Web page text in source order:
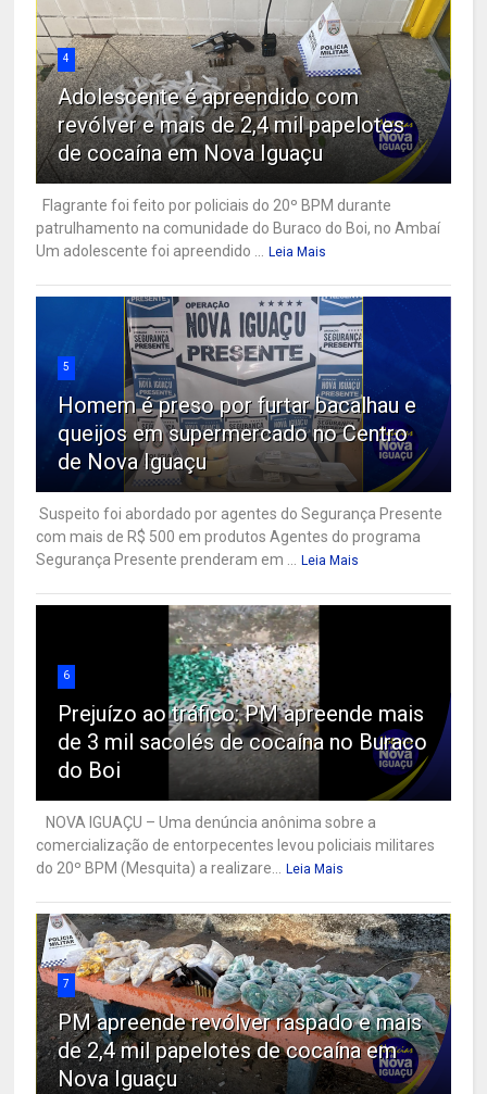
4
Adolescente é apreendido com
revólver e mais de 2,4 mil papelotes
de cocaína em Nova Iguaçu
Flagrante foi feito por policiais do 20º BPM durante
patrulhamento na comunidade do Buraco do Boi, no Ambaí
Um adolescente foi apreendido ... Leia Mais
5
Homem é preso por furtar bacalhau e
queijos em supermercado no Centro
de Nova Iguaçu
Suspeito foi abordado por agentes do Segurança Presente
com mais de R$ 500 em produtos Agentes do programa
Segurança Presente prenderam em ... Leia Mais
6
Prejuízo ao tráfico: PM apreende mais
de 3 mil sacolés de cocaína no Buraco
do Boi
NOVA IGUAÇU – Uma denúncia anônima sobre a
comercialização de entorpecentes levou policiais militares
do 20º BPM (Mesquita) a realizare... Leia Mais
7
PM apreende revólver raspado e mais
de 2,4 mil papelotes de cocaína em
Nova Iguaçu